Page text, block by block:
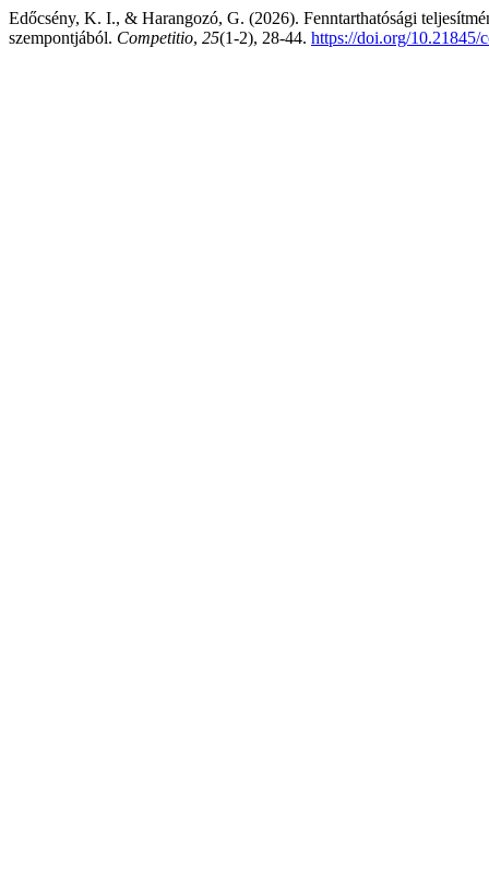
Edőcsény, K. I., & Harangozó, G. (2026). Fenntarthatósági
szempontjából. Competitio, 25(1-2), 28-44. https://doi.org/10.21845/